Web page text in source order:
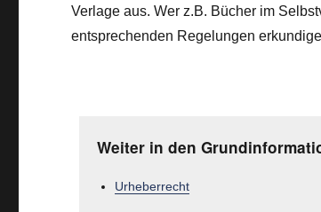
Verlage aus. Wer z.B. Bücher im
entsprechenden Regelungen
Weiter in den
Urheberrecht